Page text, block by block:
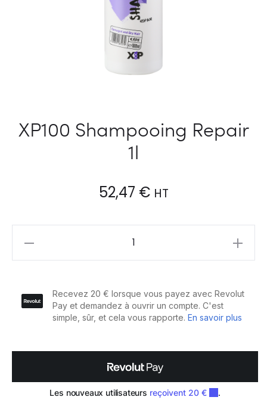
XP100 Shampooing Repair
1l
52,47 € HT
quantity